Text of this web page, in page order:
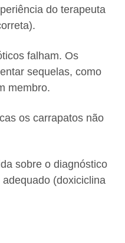
do terapeuta
falham. Os
sequelas, como
membro.
os carrapatos não
sobre o diagnóstico
(doxiciclina